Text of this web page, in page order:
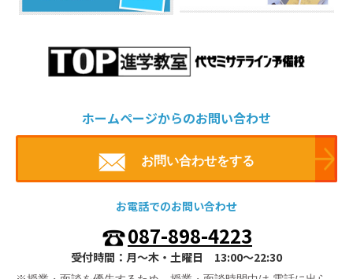
ホームページからのお問い合わせ
お問い合わせをする
お電話でのお問い合わせ
087-898-4223
受付時間：月～木・土曜日 13:00～22:30